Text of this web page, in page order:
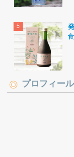
食
プロフィール